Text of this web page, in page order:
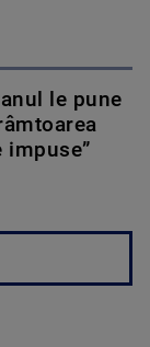
le pune
impuse”